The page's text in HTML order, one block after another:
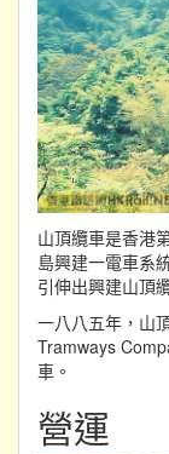
山頂纜車是香港
島興建一電車系
引伸出興建山頂
一八八五年，山
Tramways
車。
營運